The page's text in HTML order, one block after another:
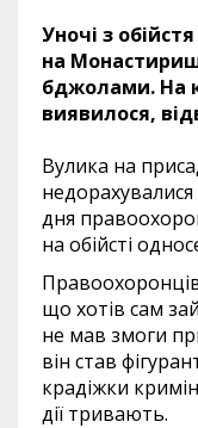
Уночі з
на
бджолами. На
виявилося,
Вулика на
дня
на обійсті
що хотів сам
не мав змоги
він став
крадіжки
дії тривають.